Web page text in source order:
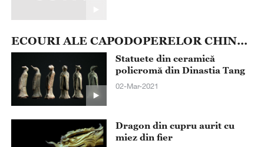
ECOURI ALE CAPODOPERELOR CHINEI
Statuete din ceramică
policromă din Dinastia Tang
02-Mar-2021
Dragon din cupru aurit cu
miez din fier